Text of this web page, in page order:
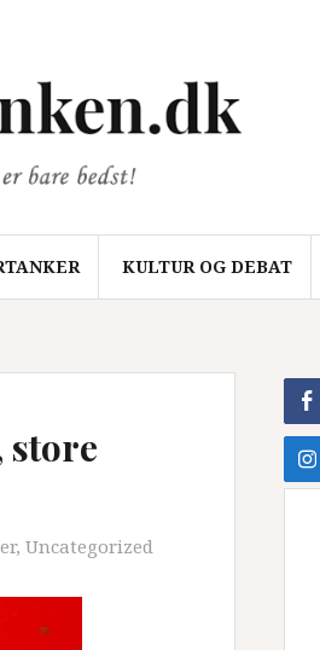
KULTUR OG DEBAT
store
, Uncategorized